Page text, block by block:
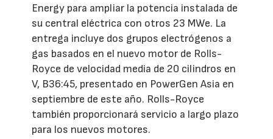
Energy para ampliar la potencia instalada de
su central eléctrica con otros 23 MWe. La
entrega incluye dos grupos electrógenos a
gas basados en el nuevo motor de Rolls-
Royce de velocidad media de 20 cilindros en
V, B36:45, presentado en PowerGen Asia en
septiembre de este año. Rolls-Royce
también proporcionará servicio a largo plazo
para los nuevos motores.